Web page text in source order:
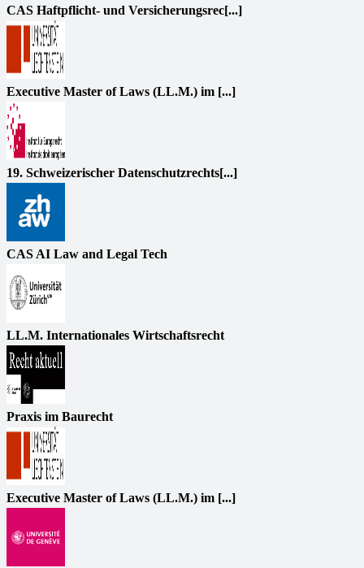
CAS Haftpflicht- und Versicherungsrec[...]
Executive Master of Laws (LL.M.) im [...]
19. Schweizerischer Datenschutzrechts[...]
CAS AI Law and Legal Tech
LL.M. Internationales Wirtschaftsrecht
Praxis im Baurecht
Executive Master of Laws (LL.M.) im [...]